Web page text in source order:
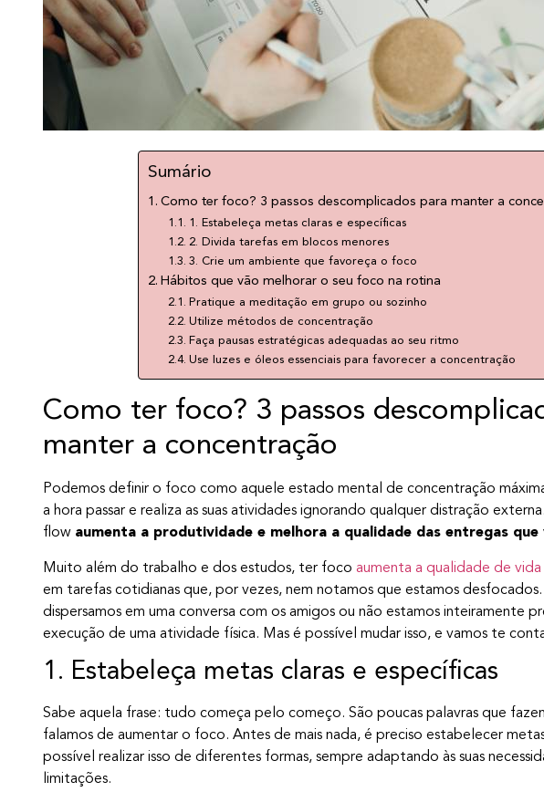
Sumário
Como ter foco? 3 passos descomplicados para manter a
1. Estabeleça metas claras e específicas
2. Divida tarefas em blocos menores
3. Crie um ambiente que favoreça o foco
Hábitos que vão melhorar o seu foco na rotina
Pratique a meditação em grupo ou sozinho
Utilize métodos de concentração
Faça pausas estratégicas adequadas ao seu ritmo
Use luzes e óleos essenciais para favorecer a concentração
Como ter foco? 3 passos
manter a concentração
Podemos definir o foco como aquele estado mental de concentração
a hora passar e realiza as suas atividades ignorando qualquer distração
flow aumenta a produtividade e melhora a qualidade das entregas que
Muito além do trabalho e dos estudos, ter foco aumenta a qualidade de vida
em tarefas cotidianas que, por vezes, nem notamos que estamos
dispersamos em uma conversa com os amigos ou não estamos inteiramente
execução de uma atividade física. Mas é possível mudar isso, e vamos te
1. Estabeleça metas claras e específicas
Sabe aquela frase: tudo começa pelo começo. São poucas palavras que
falamos de aumentar o foco. Antes de mais nada, é preciso estabelecer
possível realizar isso de diferentes formas, sempre adaptando às suas
limitações.